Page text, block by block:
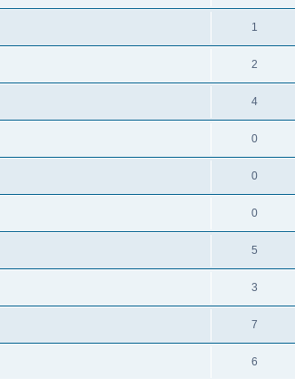
1
2
4
0
0
0
5
3
7
6